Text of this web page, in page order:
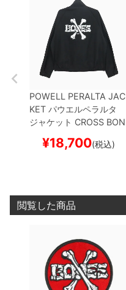
POWELL PERALTA JAC
KET パウエルペラルタ
ジャケット CROSS BON
ド スケボー
¥18,700(税込)
閲覧した商品